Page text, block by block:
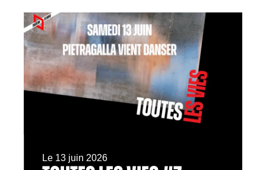
Le 13 juin 2026